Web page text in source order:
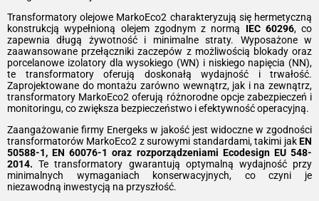
Transformatory olejowe MarkoEco2 charakteryzują się hermetyczną
konstrukcją wypełnioną olejem zgodnym z normą IEC 60296, co
zapewnia długą żywotność i minimalne straty. Wyposażone w
zaawansowane przełączniki zaczepów z możliwością blokady oraz
porcelanowe izolatory dla wysokiego (WN) i niskiego napięcia (NN),
te transformatory oferują doskonałą wydajność i trwałość.
Zaprojektowane do montażu zarówno wewnątrz, jak i na zewnątrz,
transformatory MarkoEco2 oferują różnorodne opcje zabezpieczeń i
monitoringu, co zwiększa bezpieczeństwo i efektywność operacyjną.
Zaangażowanie firmy Energeks w jakość jest widoczne w zgodności
transformatorów MarkoEco2 z surowymi standardami, takimi jakEN
50588-1, EN 60076-1 oraz rozporządzeniami Ecodesign EU 548-
2014. Te transformatory gwarantują optymalną wydajność przy
minimalnych wymaganiach konserwacyjnych, co czyni je
niezawodną inwestycją na przyszłość.